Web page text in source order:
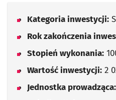
Kategoria inwestycji:
Rok zakończenia
Stopień wykonania:
Wartość inwestycji: 2
Jednostka prowadząca: